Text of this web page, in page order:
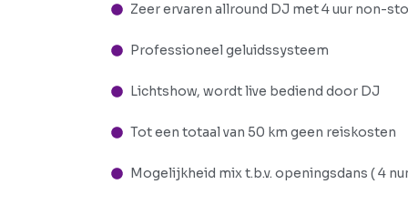
Zeer ervaren allround DJ met 4 uur non-
Professioneel geluidssysteem
Lichtshow, wordt live bediend door DJ
Tot een totaal van 50 km geen reiskosten
Mogelijkheid mix t.b.v. openingsdans ( 4